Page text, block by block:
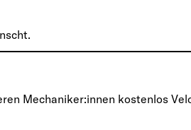
Mechaniker:innen kostenlos